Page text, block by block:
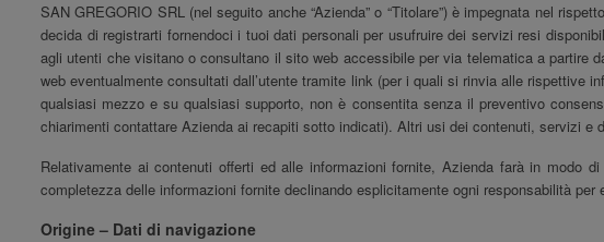
SAN GREGORIO SRL(nel seguito anche “Azienda” o “Titolare”) è impegnata nel
decida di registrarti fornendoci i tuoi dati personali per usufruire dei servizi resi
agli utenti che visitano o consultano il sito web accessibile per via telematica a partire
web eventualmente consultati dall’utente tramite link (per i quali si rinvia alle rispettive
qualsiasi mezzo e su qualsiasi supporto, non è consentita senza il preventivo
chiarimenti contattare Azienda ai recapiti sotto indicati). Altri usi dei contenuti, servizi
Relativamente ai contenuti offerti ed alle informazioni fornite, Azienda farà in modo
completezza delle informazioni fornite declinando esplicitamente ogni responsabilità
Origine – Dati di navigazione